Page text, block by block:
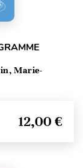
Marie-
12,00 €